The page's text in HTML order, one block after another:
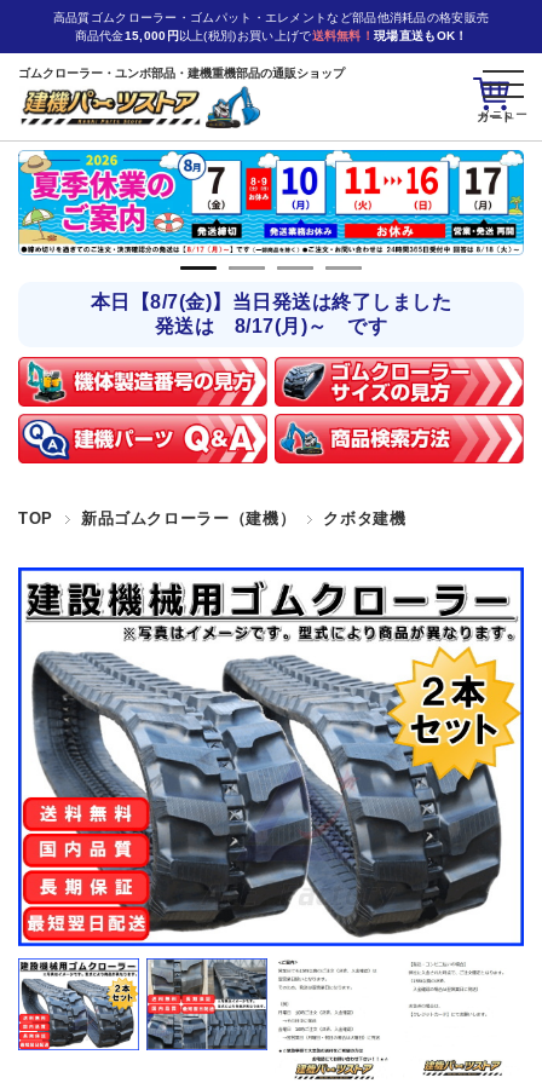
カート
高品質ゴムクローラー・ゴムパット・エレメントなど部品他消耗品の格安販売
商品代金15,000円 以上(税別)お買い上げで送料無料！ 現場直送もOK！
ゴムクローラー・ユンボ部品・建機重機部品の通販ショップ
本日【8/7(金)】当日発送は終了しました
発送は 8/17(月)～ です
TOP 新品ゴムクローラー（建機） クボタ建機